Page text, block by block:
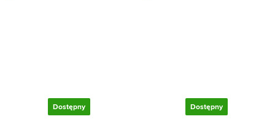
Dostępny Dostępny